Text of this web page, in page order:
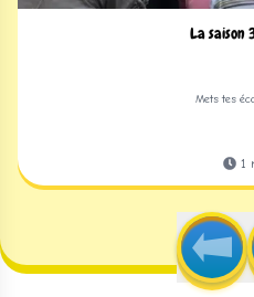
La saison
Mets tes
1